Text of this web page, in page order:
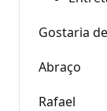
Gostaria
Abraço
Rafael